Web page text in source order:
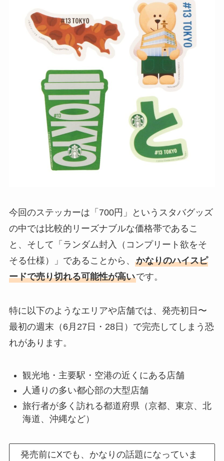
今回のステッカーは「700円」というスタバグッズ
の中では比較的リーズナブルな価格帯であるこ
と、そして「ランダム封入（コンプリート欲をそ
そる仕様）」であることから、 かなりのハイスピ
ードで売り切れる可能性が高いです。
特に以下のようなエリアや店舗では、発売初日〜
最初の週末（6月27日・28日）で完売してしまう恐
れがあります。
観光地・主要駅・空港の近くにある店舗
人通りの多い都心部の大型店舗
旅行者が多く訪れる都道府県（京都、東京、北
海道、沖縄など）
発売前にXでも、かなりの話題になっていま